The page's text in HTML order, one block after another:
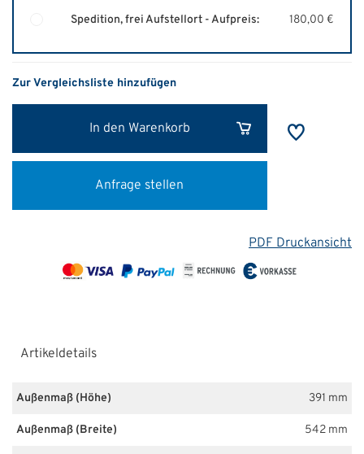
Spedition, frei Aufstellort - Aufpreis: 180,00 €
Zur Vergleichsliste hinzufügen
In den Warenkorb
Anfrage stellen
PDF Druckansicht
Artikeldetails
Außenmaß (Höhe) 391 mm
Außenmaß (Breite) 542 mm